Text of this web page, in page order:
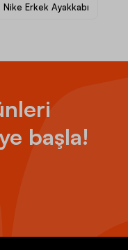
Nike Erkek Ayakkabı
başla!